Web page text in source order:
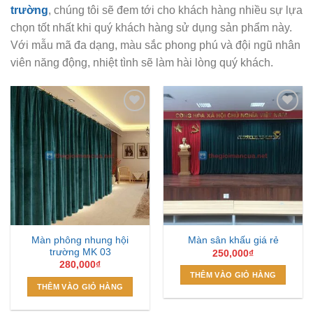
trường, chúng tôi sẽ đem tới cho khách hàng nhiều sự lựa
chọn tốt nhất khi quý khách hàng sử dụng sản phẩm này.
Với mẫu mã đa dạng, màu sắc phong phú và đội ngũ nhân
viên năng động, nhiệt tình sẽ làm hài lòng quý khách.
Add to
Wishlist
Màn phông nhung hội
trường MK 03
280,000₫
THÊM VÀO GIỎ HÀNG
Wishlist
Màn sân khấu giá rẻ
250,000₫
THÊM VÀO GIỎ HÀNG